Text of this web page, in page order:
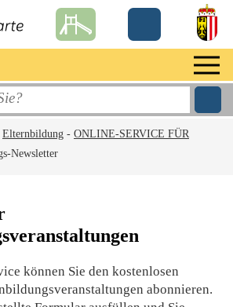
Elternbildung - ONLINE-SERVICE FÜR
Newsletter
können Sie den kostenlosen
abonnieren.